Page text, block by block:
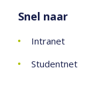
Snel naar
Intranet
Studentnet